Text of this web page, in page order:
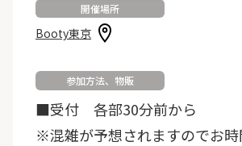
開催場所
Booty東京
参加方法、物販
■受付 各部30分前から
※混雑が予想されますのでお時